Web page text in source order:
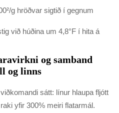
g hröðvar sigtið í gegnum
við húðina um 4,8°F í hita á
og samband
og linns
sátt: línur hlaupa fljótt
yfir 300% meiri flatarmál.